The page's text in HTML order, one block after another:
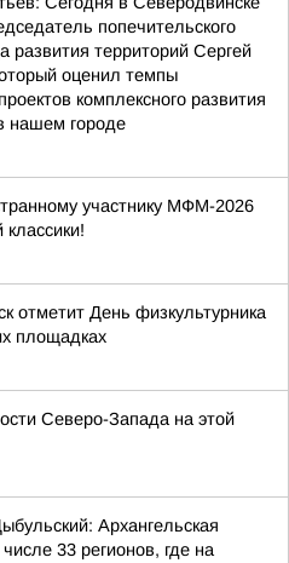
попечительского
развития территорий Сергей
оценил темпы
комплексного развития
нашем городе
участнику МФМ-2026
классики!
отметит День физкультурника
площадках
Северо-Запада на этой
Архангельская
33 регионов, где на